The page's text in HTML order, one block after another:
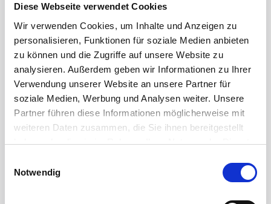
Diese Webseite verwendet Cookies
Wir verwenden Cookies, um Inhalte und Anzeigen zu
personalisieren, Funktionen für soziale Medien anbieten
zu können und die Zugriffe auf unsere Website zu
analysieren. Außerdem geben wir Informationen zu Ihrer
Verwendung unserer Website an unsere Partner für
soziale Medien, Werbung und Analysen weiter. Unsere
Partner führen diese Informationen möglicherweise mit
weiteren Daten zusammen, die Sie ihnen bereitgestellt
haben oder die sie im Rahmen Ihrer Nutzung der Dienste
Notwendig
24 Std. 1M 3M 1J 5J